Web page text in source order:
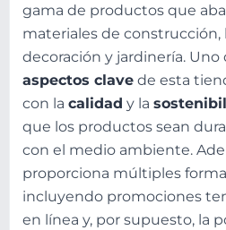
gama de productos que
materiales de construcción,
decoración y jardinería. Uno
aspectos clave de esta
con la calidad y la
que los productos sean
con el medio ambiente.
proporciona múltiples
incluyendo promociones
en línea y, por supuesto, la